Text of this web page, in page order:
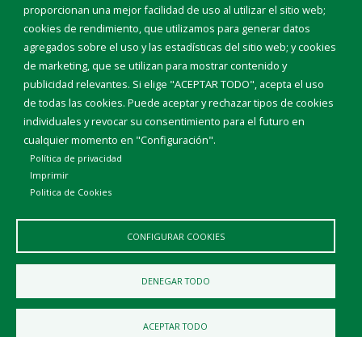
proporcionan una mejor facilidad de uso al utilizar el sitio web;
cookies de rendimiento, que utilizamos para generar datos
agregados sobre el uso y las estadísticas del sitio web; y cookies
de marketing, que se utilizan para mostrar contenido y
publicidad relevantes. Si elige "ACEPTAR TODO", acepta el uso
de todas las cookies. Puede aceptar y rechazar tipos de cookies
individuales y revocar su consentimiento para el futuro en
cualquier momento en "Configuración".
Política de privacidad
Imprimir
Politica de Cookies
CONFIGURAR COOKIES
DENEGAR TODO
ACEPTAR TODO
INICIAR SESIÓN
MAPA WEB
Diputación de Burgos